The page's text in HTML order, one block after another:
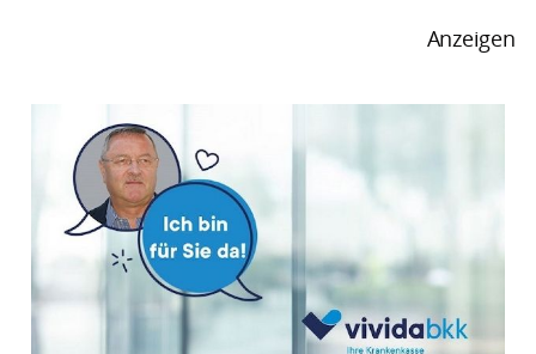
Anzeigen